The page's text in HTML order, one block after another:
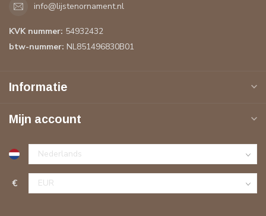
info@lijstenornament.nl
KVK nummer: 54932432
btw-nummer: NL851496830B01
Informatie
Mijn account
€